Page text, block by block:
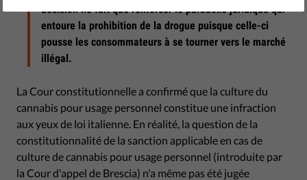
décision ne fait que renforcer le paradoxe juridique qui
entoure la prohibition de la drogue puisque celle-ci
pousse les consommateurs à se tourner vers le marché
illégal.
La Cour constitutionnelle a confirmé que la culture du
cannabis pour usage personnel constitue une infraction
aux yeux de loi italienne. En réalité, la question de la
constitutionnalité de la sanction applicable en cas de
culture de cannabis pour usage personnel (introduite par
la Cour d'appel de Brescia) n'a même pas été jugée